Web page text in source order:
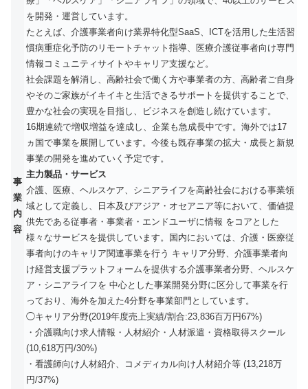
事
業
内
容
を開発・運営しています。
たとえば、介護事業者向け業界特化型SaaS、ICTを活用した生活習
慣病重症化予防のリモートチャット指導、医療介護従事者向け専門
情報コミュニティサイトやキャリア支援など。
社会課題を解消し、高齢社会で働く方や事業者の方、高齢者ご自身
やそのご家族がイキイキと生活できるサポートを提供することで、
豊かな社会の実現を目指し、ビジネスを創造し続けています。
16期連続で増収増益を達成し、企業も急成長中です。海外では17
ヵ国で事業を展開しています。今後も既存事業の拡大・成長と新規
事業の開発を進めていく予定です。
主力製品・サービス
介護、医療、ヘルスケア、シニアライフを高齢社会における事業領
域として定義し、日本及びアジア・オセアニア等において、価値提
供先である従事者・事業者・エンドユーザに情報 をコアとした
様々なサービスを提供しています。国内においては、介護・医療従
事者向けのキャリア関連事業を行う キャリア分野、介護事業者向
け経営支援プラットフォームを提供する介護事業者分野、ヘルスケ
ア・シニアライフを 中心とした事業開発分野に区分して事業を行
っており、海外を加えた4分野を事業部門としています。
◯キャリア分野(2019年度売上実績/割合:23,836百万円67%)
・介護職向け求人情報・人材紹介・人材派遣・資格取得スクール
(10,618万円/30%)
・看護師向け人材紹介、コメディカル向け人材紹介等 (13,218万
円/37%)